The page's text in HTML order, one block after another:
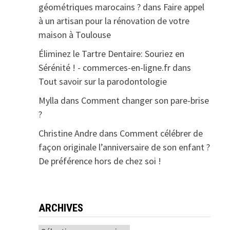
géométriques marocains ?dans Faire appel
à un artisan pour la rénovation de votre
maison à Toulouse
Éliminez le Tartre Dentaire: Souriez en
Sérénité ! - commerces-en-ligne.frdans
Tout savoir sur la parodontologie
Mylla dans Comment changer son pare-brise
?
Christine Andredans Comment célébrer de
façon originale l’anniversaire de son enfant ?
De préférence hors de chez soi !
ARCHIVES